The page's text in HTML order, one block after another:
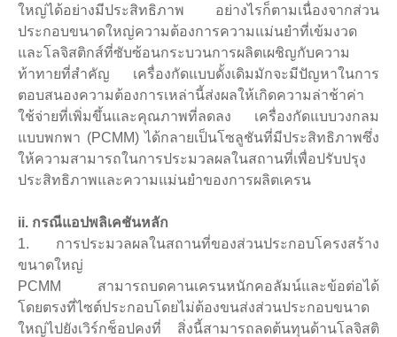
ใหญ่ได้อย่างมีประสิทธิภาพ อย่างไรก็ตามเนื่องจากส่วน
ประกอบขนาดใหญ่ความต้องการความแม่นยำที่เข้มงวด
และโลจิสติกส์ที่ซับซ้อนกระบวนการผลิตเผชิญกับความ
ท้าทายที่สำคัญ เครื่องกัดแบบดั้งเดิมมักจะมีปัญหาในการ
ตอบสนองความต้องการเหล่านี้ส่งผลให้เกิดความล่าช้าค่า
ใช้จ่ายที่เพิ่มขึ้นและคุณภาพที่ลดลง เครื่องกัดแบบวงกลม
แบบพกพา (PCMM) ได้กลายเป็นโซลูชันที่มีประสิทธิภาพซึ่ง
ให้ความสามารถในการประมวลผลในสถานที่เพื่อปรับปรุง
ประสิทธิภาพและความแม่นยำของการผลิตเครน
ii. กรณีแอปพลิเคชันหลัก
1. การประมวลผลในสถานที่ของส่วนประกอบโครงสร้าง
ขนาดใหญ่
PCMM สามารถบดคานเครนหนักคอลัมน์และข้อต่อได้
โดยตรงที่ไซต์ประกอบโดยไม่ต้องขนส่งส่วนประกอบขนาด
ใหญ่ไปยังเวิร์กช็อปคงที่ สิ่งนี้สามารถลดต้นทุนด้านโลจิสติ